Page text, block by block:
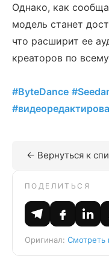
Однако, как
модель станет
что расширит ее
креаторов по
#ByteDance
← Вернуться к
ПОДЕЛИТЬСЯ
Оригинал: Смотреть